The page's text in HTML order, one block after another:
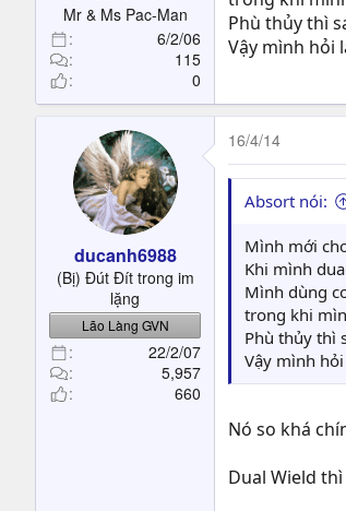
Mr & Ms Pac-Man
6/2/06
115
0
Phù thủy thì
Vậy mình hỏi
ducanh6988
(Bị) Đút Đít trong im
lặng
Lão Làng GVN
22/2/07
5,957
660
16/4/14
Absort nói:
Mình mới
Khi mình
Mình dùng
trong khi
Phù thủy thì
Vậy mình
Nó so khá
Dual Wield